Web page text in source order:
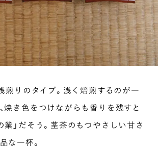
浅煎りのタイプ。浅く焙煎するのが一
焼き色をつけながらも香りを残すと
業」だそう。茎茶のもつやさしい甘さ
な一杯。